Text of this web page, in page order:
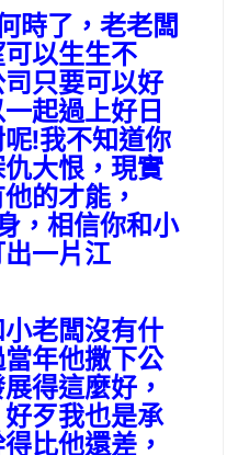
時了，老老闆
以生生不
只要可以好
起過上好日
!我不知道你
大恨，現實
的才能，
，相信你和小
一片江
小老闆沒有什
年他撒下公
得這麼好，
歹我也是承
比他還差，